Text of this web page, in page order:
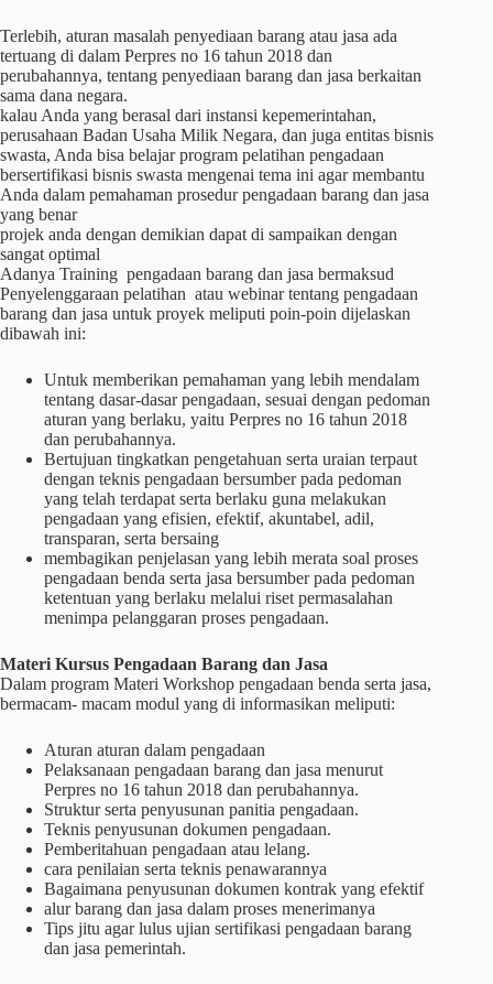
Terlebih, aturan masalah penyediaan barang atau jasa ada
tertuang di dalam Perpres no 16 tahun 2018 dan
perubahannya, tentang penyediaan barang dan jasa berkaitan
sama dana negara.
kalau Anda yang berasal dari instansi kepemerintahan,
perusahaan Badan Usaha Milik Negara, dan juga entitas bisnis
swasta, Anda bisa belajar program pelatihan pengadaan
bersertifikasi bisnis swasta mengenai tema ini agar membantu
Anda dalam pemahaman prosedur pengadaan barang dan jasa
yang benar
projek anda dengan demikian dapat di sampaikan dengan
sangat optimal
Adanya Training pengadaan barang dan jasa bermaksud
Penyelenggaraan pelatihan atau webinar tentang pengadaan
barang dan jasa untuk proyek meliputi poin-poin dijelaskan
dibawah ini:
Untuk memberikan pemahaman yang lebih mendalam
tentang dasar-dasar pengadaan, sesuai dengan pedoman
aturan yang berlaku, yaitu Perpres no 16 tahun 2018
dan perubahannya.
Bertujuan tingkatkan pengetahuan serta uraian terpaut
dengan teknis pengadaan bersumber pada pedoman
yang telah terdapat serta berlaku guna melakukan
pengadaan yang efisien, efektif, akuntabel, adil,
transparan, serta bersaing
membagikan penjelasan yang lebih merata soal proses
pengadaan benda serta jasa bersumber pada pedoman
ketentuan yang berlaku melalui riset permasalahan
menimpa pelanggaran proses pengadaan.
Materi Kursus Pengadaan Barang dan Jasa
Dalam program Materi Workshop pengadaan benda serta jasa,
bermacam- macam modul yang di informasikan meliputi:
Aturan aturan dalam pengadaan
Pelaksanaan pengadaan barang dan jasa menurut
Perpres no 16 tahun 2018 dan perubahannya.
Struktur serta penyusunan panitia pengadaan.
Teknis penyusunan dokumen pengadaan.
Pemberitahuan pengadaan atau lelang.
cara penilaian serta teknis penawarannya
Bagaimana penyusunan dokumen kontrak yang efektif
alur barang dan jasa dalam proses menerimanya
Tips jitu agar lulus ujian sertifikasi pengadaan barang
dan jasa pemerintah.